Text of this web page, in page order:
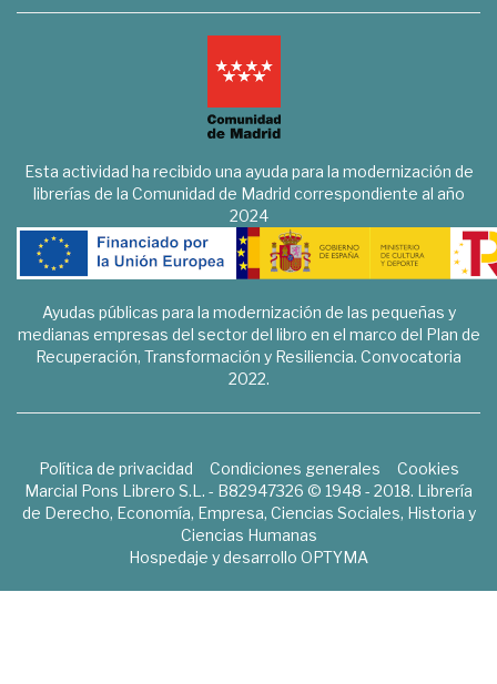
Esta actividad ha recibido una ayuda para la modernización de
librerías de la Comunidad de Madrid correspondiente al año
2024
Ayudas públicas para la modernización de las pequeñas y
medianas empresas del sector del libro en el marco del Plan de
Recuperación, Transformación y Resiliencia. Convocatoria
2022.
Política de privacidad Condiciones generales
Cookies
Marcial Pons Librero S.L. - B82947326 © 1948 - 2018. Librería
de Derecho, Economía, Empresa, Ciencias Sociales, Historia y
Ciencias Humanas
Hospedaje y desarrollo OPTYMA